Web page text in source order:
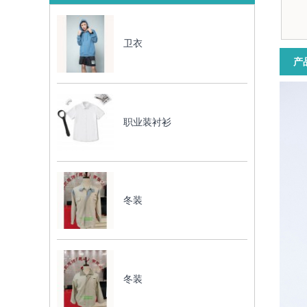
卫衣
职业装衬衫
冬装
冬装
产